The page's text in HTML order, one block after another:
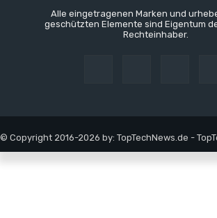
Alle eingetragenen Marken und
geschützten Elemente sind Eigentum
Rechteinhaber.
© Copyright 2016-2026 by: TopTechNews.de -